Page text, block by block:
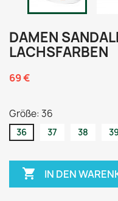
DAMEN
LACHSFARBEN
69 €
Größe: 36
36 37 38 39
 IN DEN